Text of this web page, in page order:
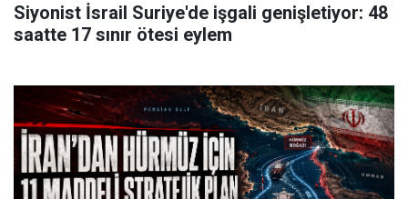
Siyonist İsrail Suriye'de işgali genişletiyor: 48
saatte 17 sınır ötesi eylem